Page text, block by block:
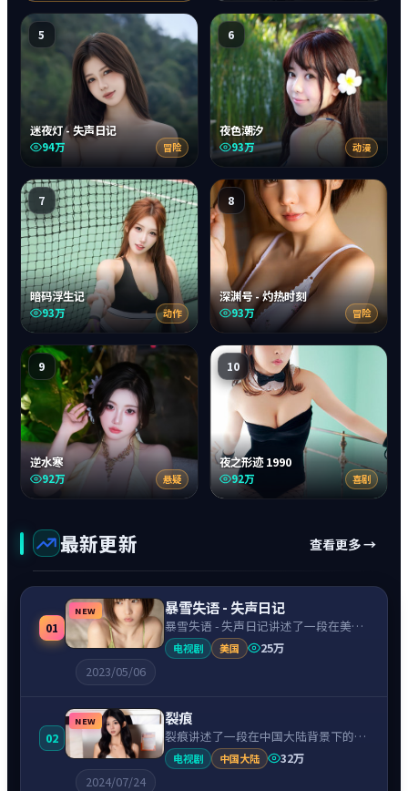
5
迷夜灯 - 失声日记
94万 冒险
6
夜色潮汐
93万 动漫
7
暗码浮生记
93万 动作
8
深渊号 - 灼热时刻
93万 冒险
9
逆水寒
92万 悬疑
10
夜之形迹 1990
92万 喜剧
最新更新 查看更多 →
01
NEW 暴雪失语 - 失声日记
暴雪失语 - 失声日记讲述了一段在美国
背景下的动作故事，围绕艾玛·斯通饰
演的主角逐层展开，人物动机与命运转
电视剧 美国
25万
2023/05/06
02
NEW 裂痕
裂痕讲述了一段在中国大陆背景下的动
作故事，围绕辛芷蕾饰演的主角逐层展
开，人物动机与命运转折相互牵引，节
电视剧 中国大陆
32万
2024/07/24